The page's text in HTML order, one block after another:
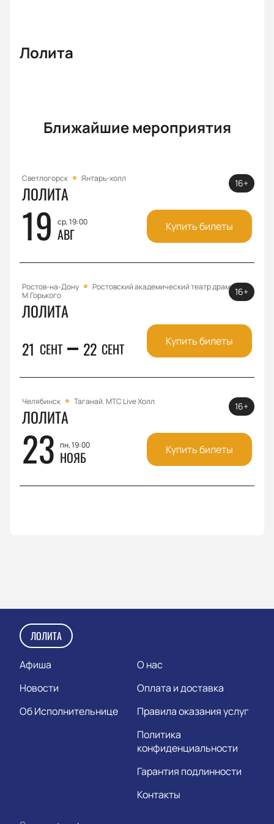
Лолита
Ближайшие мероприятия
Светлогорск Янтарь-холл
ЛОЛИТА
19 ср, 19:00
АВГ
16+
Купить билеты
Ростов-на-Дону
Ростовский академический театр драмы им.
М.Горького
ЛОЛИТА
21 СЕНТ 22 СЕНТ
16+
Купить билеты
Челябинск Таганай. МТС Live Холл
ЛОЛИТА
23 пн, 19:00
НОЯБ
16+
Купить билеты
ЛОЛИТА
Афиша
Новости
Об Исполнительнице
О нас
Оплата и доставка
Правила оказания услуг
Политика
конфиденциальности
Гарантия подлинности
Контакты